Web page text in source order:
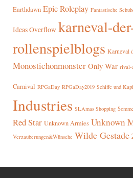
Earthdawn Epic Roleplay Fantastische
Ideas Overflow karneval-
rollenspielblogs Karneval
Monostichonmonster Only War rival-
Carnival RPGaDay RPGaDay2019 Schiffe und
Industries SLAmas Shopping
Red Star Unknown Armies Unknown
Verzauberungen&Wünsche Wilde Gestade